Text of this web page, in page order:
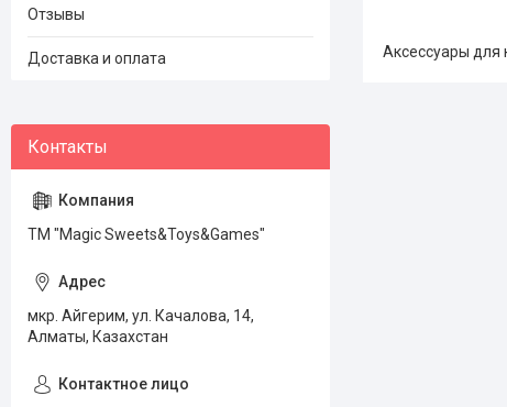
Аксессуары для
Отзывы
Доставка и оплата
ТМ "Magic Sweets&Toys&Games"
мкр. Айгерим, ул. Качалова, 14,
Алматы, Казахстан